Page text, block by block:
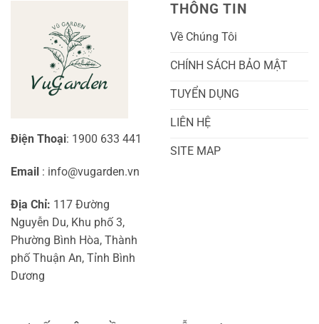
Điện Thoại: 1900 633 441
Email : info@vugarden.vn
Địa Chỉ: 117 Đường
Nguyễn Du, Khu phố 3,
Phường Bình Hòa, Thành
phố Thuận An, Tỉnh Bình
Dương
THÔNG TIN
Về Chúng Tôi
CHÍNH SÁCH BẢO MẬT
TUYỂN DỤNG
LIÊN HỆ
SITE MAP